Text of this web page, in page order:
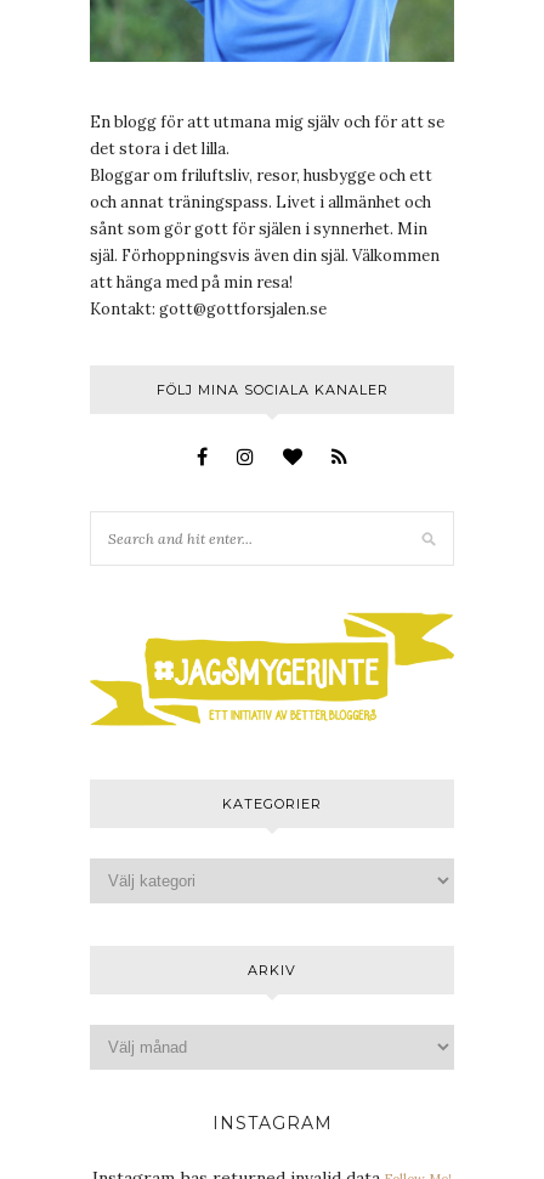
En blogg för att utmana mig själv och för att se
det stora i det lilla.
Bloggar om friluftsliv, resor, husbygge och ett
och annat träningspass. Livet i allmänhet och
sånt som gör gott för själen i synnerhet. Min
själ. Förhoppningsvis även din själ. Välkommen
att hänga med på min resa!
Kontakt: gott@gottforsjalen.se
FÖLJ MINA SOCIALA KANALER
KATEGORIER
ARKIV
INSTAGRAM